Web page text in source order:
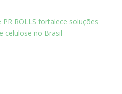
PR ROLLS fortalece soluções
celulose no Brasil